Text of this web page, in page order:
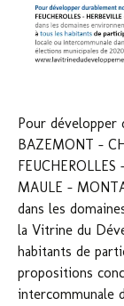
Pour développer
BAZEMONT –
MAULE –
dans les
la Vitrine du
habitants de
propositions
intercommunale